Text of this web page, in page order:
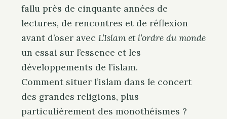
. . .
fallu près de cinquante années de
lectures, de rencontres et de réflexion
avant d’oser avec L’Islam et l’ordre du monde
un essai sur l’essence et les
développements de l’islam.
Comment situer l’islam dans le concert
des grandes religions, plus
particulièrement des monothéismes ?